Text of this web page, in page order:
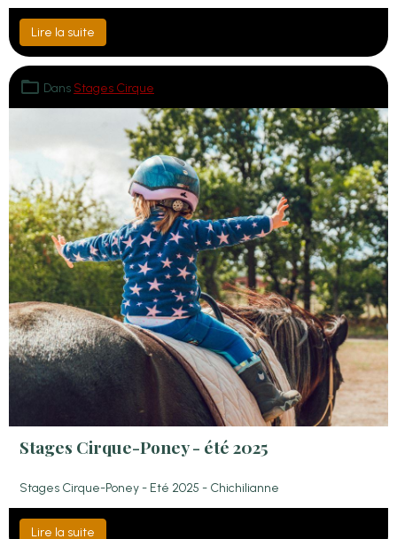
Lire la suite
Dans Stages Cirque
Stages Cirque-Poney - été 2025
Stages Cirque-Poney - Eté 2025 - Chichilianne
Lire la suite